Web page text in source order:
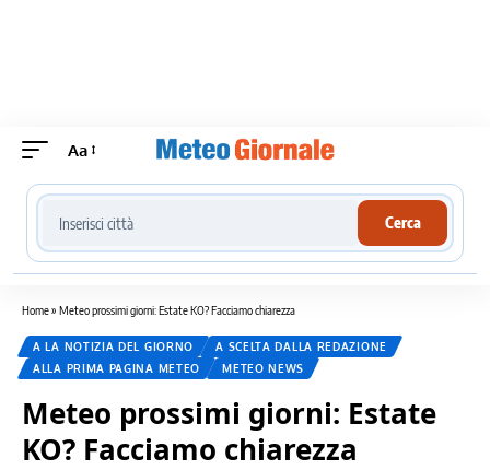
Aa
Cerca località meteo
Cerca
Home» Meteo prossimi giorni: Estate KO? Facciamo chiarezza
A LA NOTIZIA DEL GIORNO
A SCELTA DALLA REDAZIONE
ALLA PRIMA PAGINA METEO
METEO NEWS
Meteo prossimi giorni: Estate
KO? Facciamo chiarezza